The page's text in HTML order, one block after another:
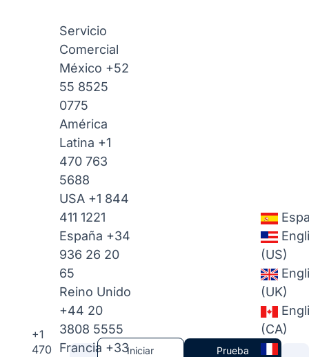
+1
470
Servicio
Comercial
México +52
55 8525
0775
América
Latina +1
470 763
5688
USA +1 844
411 1221
España +34
936 26 20
65
Reino Unido
+44 20
3808 5555
Francia +33Iniciar
Prueba
(US)
(UK)
(CA)